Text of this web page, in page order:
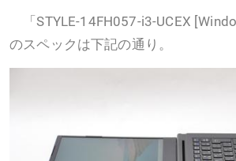
「STYLE-14FH057-i3-UCEX
のスペックは下記の通り。